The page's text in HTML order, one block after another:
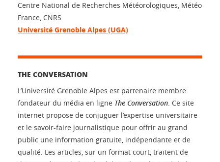
Centre National de Recherches Météorologiques, Météo
France, CNRS
Université Grenoble Alpes (UGA)
THE CONVERSATION
L’Université Grenoble Alpes est partenaire membre
fondateur du média en ligne The Conversation. Ce site
internet propose de conjuguer l’expertise universitaire
et le savoir-faire journalistique pour offrir au grand
public une information gratuite, indépendante et de
qualité. Les articles, sur un format court, traitent de